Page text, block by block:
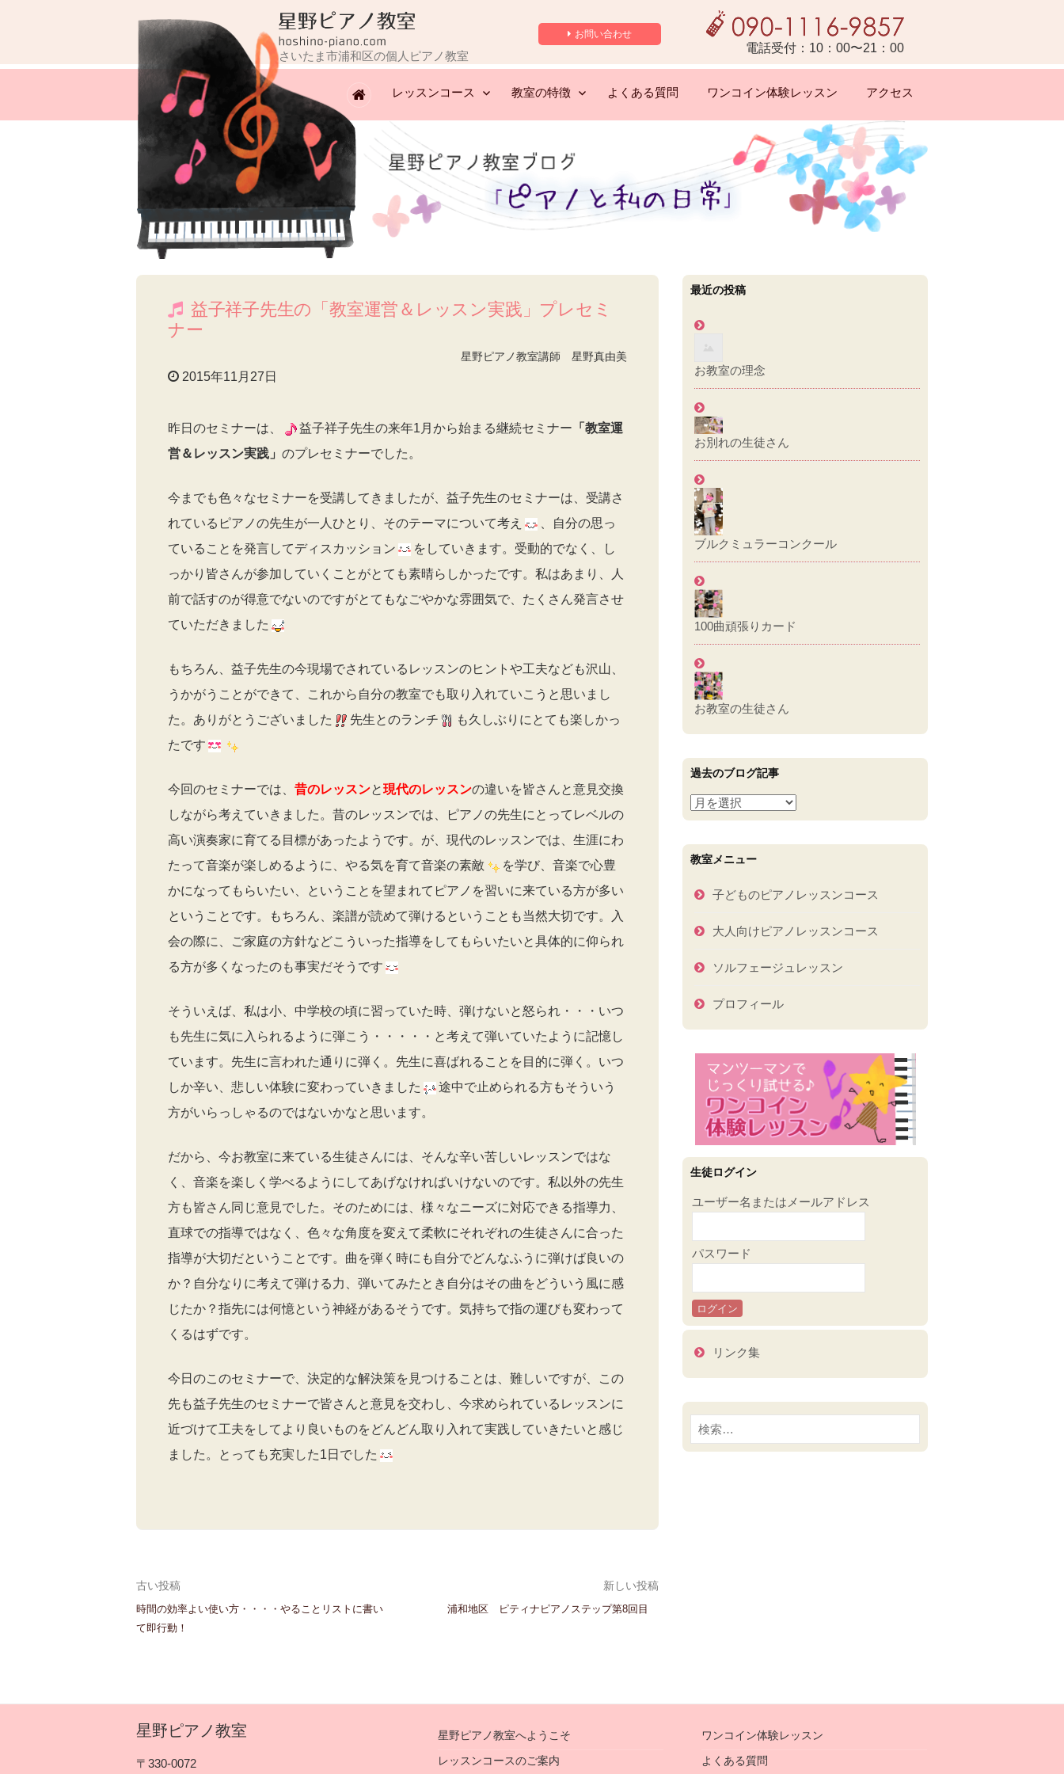
さいたま市浦和区の個人ピアノ教室
お問い合わせ
電話受付：10：00〜21：00
レッスンコース 教室の特徴 よくある質問 ワンコイン体験レッスン アクセス
益子祥子先生の「教室運営＆レッスン実践」プレセミ
ナー
星野ピアノ教室講師 星野真由美
2015年11月27日
昨日のセミナーは、 益子祥子先生の来年1月から始まる継続セミナー 「教室運
営＆レッスン実践」 のプレセミナーでした。
今までも色々なセミナーを受講してきましたが、益子先生のセミナーは、受講さ
れているピアノの先生が一人ひとり、そのテーマについて考え
、自分の思っ
ていることを発言してディスカッション
をしていきます。受動的でなく、し
っかり皆さんが参加していくことがとても素晴らしかったです。私はあまり、人
前で話すのが得意でないのですがとてもなごやかな雰囲気で、たくさん発言させ
ていただきました
もちろん、益子先生の今現場でされているレッスンのヒントや工夫なども沢山、
うかがうことができて、これから自分の教室でも取り入れていこうと思いまし
た。ありがとうございました
先生とのランチ
も久しぶりにとても楽しかっ
たです
今回のセミナーでは、 昔のレッスンと現代のレッスンの違いを皆さんと意見交換
しながら考えていきました。昔のレッスンでは、ピアノの先生にとってレベルの
高い演奏家に育てる目標があったようです。が、現代のレッスンでは、生涯にわ
たって音楽が楽しめるように、やる気を育て音楽の素敵
を学び、音楽で心豊
かになってもらいたい、ということを望まれてピアノを習いに来ている方が多い
ということです。もちろん、楽譜が読めて弾けるということも当然大切です。入
会の際に、ご家庭の方針などこういった指導をしてもらいたいと具体的に仰られ
る方が多くなったのも事実だそうです
そういえば、私は小、中学校の頃に習っていた時、弾けないと怒られ・・・いつ
も先生に気に入られるように弾こう・・・・・と考えて弾いていたように記憶し
ています。先生に言われた通りに弾く。先生に喜ばれることを目的に弾く。いつ
しか辛い、悲しい体験に変わっていきました
途中で止められる方もそういう
方がいらっしゃるのではないかなと思います。
だから、今お教室に来ている生徒さんには、そんな辛い苦しいレッスンではな
く、音楽を楽しく学べるようにしてあげなければいけないのです。私以外の先生
方も皆さん同じ意見でした。そのためには、様々なニーズに対応できる指導力、
直球での指導ではなく、色々な角度を変えて柔軟にそれぞれの生徒さんに合った
指導が大切だということです。曲を弾く時にも自分でどんなふうに弾けば良いの
か？自分なりに考えて弾ける力、弾いてみたとき自分はその曲をどういう風に感
じたか？指先には何憶という神経があるそうです。気持ちで指の運びも変わって
くるはずです。
今日のこのセミナーで、決定的な解決策を見つけることは、難しいですが、この
先も益子先生のセミナーで皆さんと意見を交わし、今求められているレッスンに
近づけて工夫をしてより良いものをどんどん取り入れて実践していきたいと感じ
ました。とっても充実した1日でした
投
稿
ゲ
古い投稿
時間の効率よい使い方・・・・やることリストに書い
て即行動！
新しい投稿
浦和地区 ピティナピアノステップ第8回目
最近の投稿
お教室の理念
お別れの生徒さん
ブルクミュラーコンクール
100曲頑張りカード
お教室の生徒さん
過去のブログ記事
過
去
ブ
グ
事
教室メニュー
子どものピアノレッスンコース
大人向けピアノレッスンコース
ソルフェージュレッスン
プロフィール
生徒ログイン
ユーザー名またはメールアドレス
パスワード
リンク集
検
索:
星野ピアノ教室
〒330-0072
星野ピアノ教室へようこそ
レッスンコースのご案内
ワンコイン体験レッスン
よくある質問